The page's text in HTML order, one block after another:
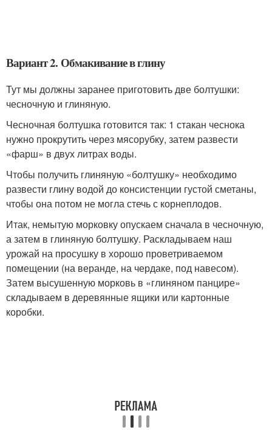
Вариант 2. Обмакивание в глину
Тут мы должны заранее приготовить две болтушки:
чесночную и глиняную.
Чесночная болтушка готовится так: 1 стакан чеснока
нужно прокрутить через мясорубку, затем развести
«фарш» в двух литрах воды.
Чтобы получить глиняную «болтушку» необходимо
развести глину водой до консистенции густой сметаны,
чтобы она потом не могла стечь с корнеплодов.
Итак, немытую морковку опускаем сначала в чесночную,
а затем в глиняную болтушку. Раскладываем наш
урожай на просушку в хорошо проветриваемом
помещении (на веранде, на чердаке, под навесом).
Затем высушенную морковь в «глиняном панцире»
складываем в деревянные ящики или картонные
коробки.